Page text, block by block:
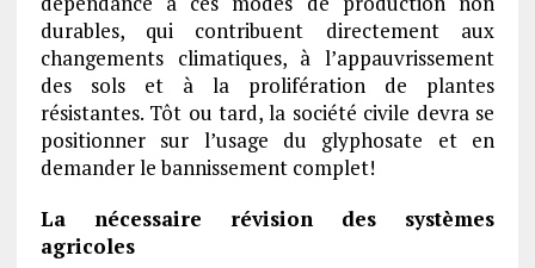
durables, qui contribuent directement aux
changements climatiques, à l’appauvrissement
des sols et à la prolifération de plantes
résistantes. Tôt ou tard, la société civile devra se
positionner sur l’usage du glyphosate et en
demander le bannissement complet!
La nécessaire révision des systèmes
agricoles